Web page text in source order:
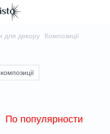
для декору Композиції
По популярности